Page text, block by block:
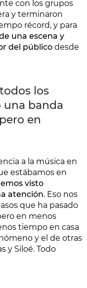
con los grupos
y terminaron
récord, y para
una escena y
del público desde
los
una banda
en
a la música en
estábamos en
visto
atención. Eso nos
que ha pasado
en menos
tiempo en casa
y el de otras
y Siloé. Todo